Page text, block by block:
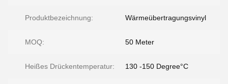
Produktbezeichnung: Wärmeübertragungsvinyl
MOQ: 50 Meter
Heißes Drückentemperatur: 130 -150 Degree°C